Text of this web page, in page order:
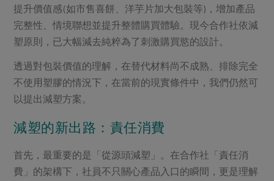
提升價值感(如市售喜餅、洋芋片加大包裝等)，增加產品
完整性、情境聯想並提升整體購買體驗。現今合作社依減
塑原則，已大幅減去純粹為了刺激購買慾的設計。
透過對包裝價值的理解，在替代材料尚不成熟、排除完全
不使用塑膠的情況下，在當前的現實條件中，我們仍然可
以提出減塑方案。
減塑的新出路：責任消費
首先，最重要的是「從源頭減塑」。在合作社「責任消
費」的架構下，社員不只關心產品入口的瞬間，更是理解